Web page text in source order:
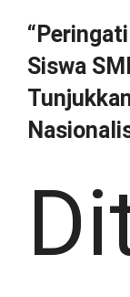
Siswa